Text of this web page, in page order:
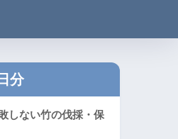
分
しない竹の伐採・保